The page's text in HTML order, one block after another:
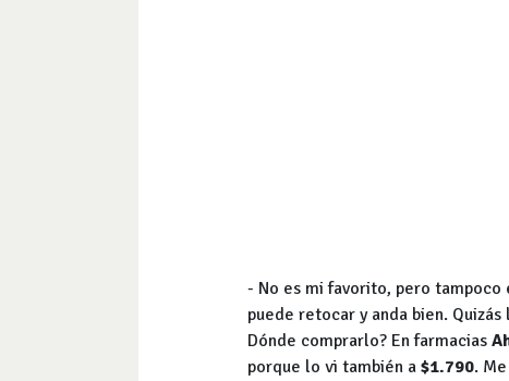
- No es mi favorito, pero tampoco
puede retocar y anda bien.
Dónde comprarlo? En farmacias
porque lo vi también a $1.790.